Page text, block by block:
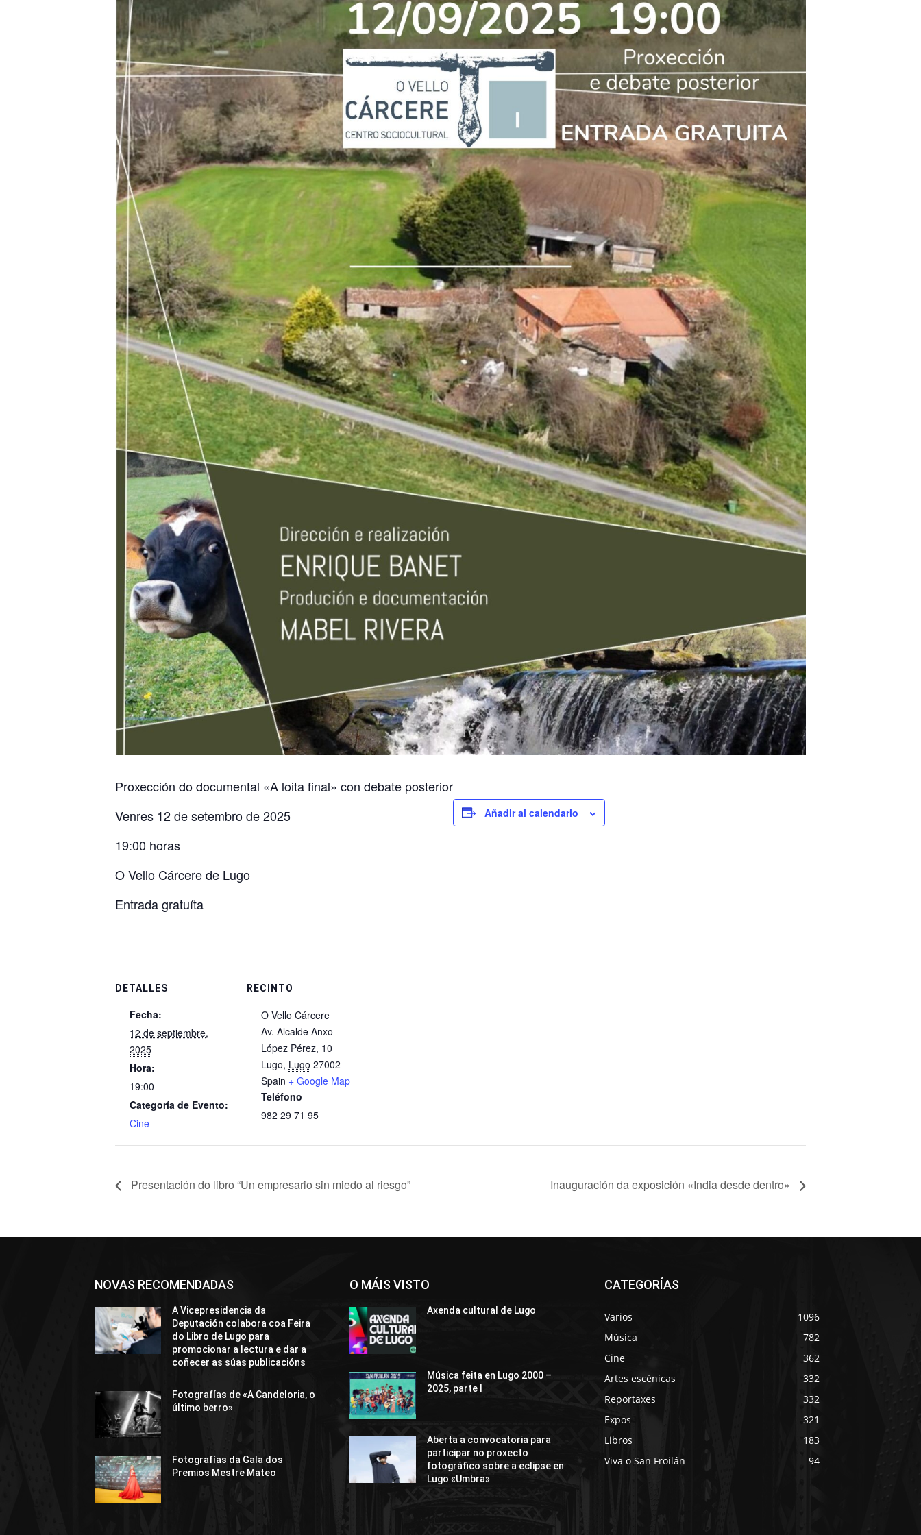
Proxección do documental «A loita final» con debate posterior
Venres 12 de setembro de 2025
19:00 horas
O Vello Cárcere de Lugo
Entrada gratuíta
Añadir al calendario
DETALLES
Fecha:
12 de septiembre,
2025
Hora:
19:00
Categoría de Evento:
Cine
RECINTO
O Vello Cárcere
Av. Alcalde Anxo
López Pérez, 10
Lugo, Lugo 27002
Spain + Google Map
Teléfono
982 29 71 95
Presentación do libro “Un empresario sin miedo al riesgo” Inauguración da exposición «India desde dentro»
NOVAS RECOMENDADAS
A Vicepresidencia da
Deputación colabora coa Feira
do Libro de Lugo para
promocionar a lectura e dar a
coñecer as súas publicacións
Fotografías de «A Candeloria, o
último berro»
Fotografías da Gala dos
Premios Mestre Mateo
O MÁIS VISTO
Axenda cultural de Lugo
Música feita en Lugo 2000 –
2025, parte I
Aberta a convocatoria para
participar no proxecto
fotográfico sobre a eclipse en
Lugo «Umbra»
CATEGORÍAS
Varios
1096
Música
782
Cine
362
Artes escénicas
332
Reportaxes
332
Expos
321
Libros
183
Viva o San Froilán
94